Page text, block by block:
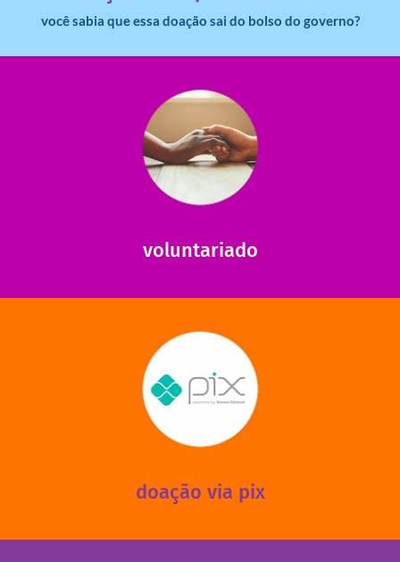
você sabia que essa doação sai do bolso do governo?
voluntariado
ajudar com certos assuntos. Entre em contato conosco e
saiba como nos ajudar.
saiba mais
doação via pix
via PIX? Elas também são muito importantes para
mantermos nossas unidades em funcionamento!
saiba mais